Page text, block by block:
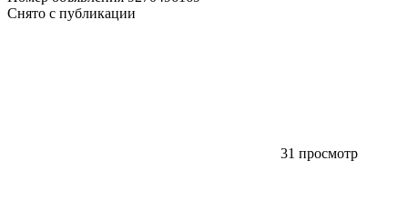
Снято с публикации
31 просмотр